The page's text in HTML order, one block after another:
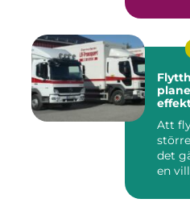
Att
det
en